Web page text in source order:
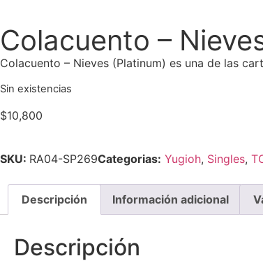
Colacuento –
Colacuento – Nieves (Platinum) es una de las
Sin existencias
$10,800
SKU: RA04-SP269Categorias: Yugioh, Singles,
Descripción Información adicional
Descripción